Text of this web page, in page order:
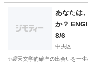
あなたは
か？
8/6
中央区
✨🌈天文学的確率の出会いを一